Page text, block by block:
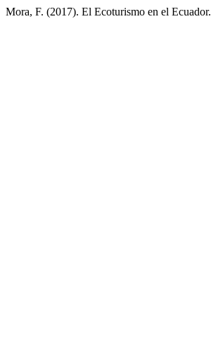
Mora, F. (2017). El Ecoturismo en el Ecuador.